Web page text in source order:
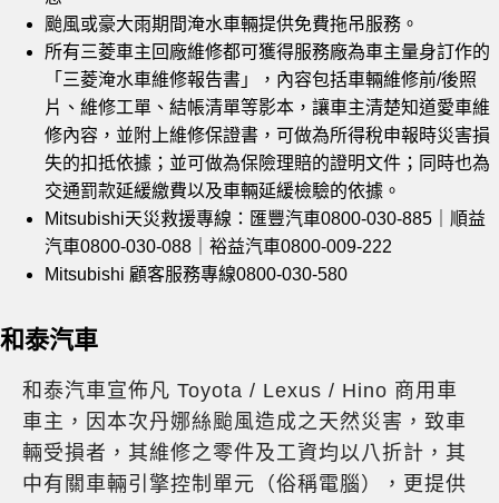
颱風或豪大雨期間淹水車輛提供免費拖吊服務。
所有三菱車主回廠維修都可獲得服務廠為車主量身訂作的
「三菱淹水車維修報告書」，內容包括車輛維修前/後照
片、維修工單、結帳清單等影本，讓車主清楚知道愛車維
修內容，並附上維修保證書，可做為所得稅申報時災害損
失的扣抵依據；並可做為保險理賠的證明文件；同時也為
交通罰款延緩繳費以及車輛延緩檢驗的依據。
Mitsubishi天災救援專線：匯豐汽車0800-030-885｜順益
汽車0800-030-088｜裕益汽車0800-009-222
Mitsubishi 顧客服務專線0800-030-580
和泰汽車
和泰汽車宣佈凡 Toyota / Lexus / Hino 商用車
車主，因本次丹娜絲颱風造成之天然災害，致車
輛受損者，其維修之零件及工資均以八折計，其
中有關車輛引擎控制單元（俗稱電腦），更提供